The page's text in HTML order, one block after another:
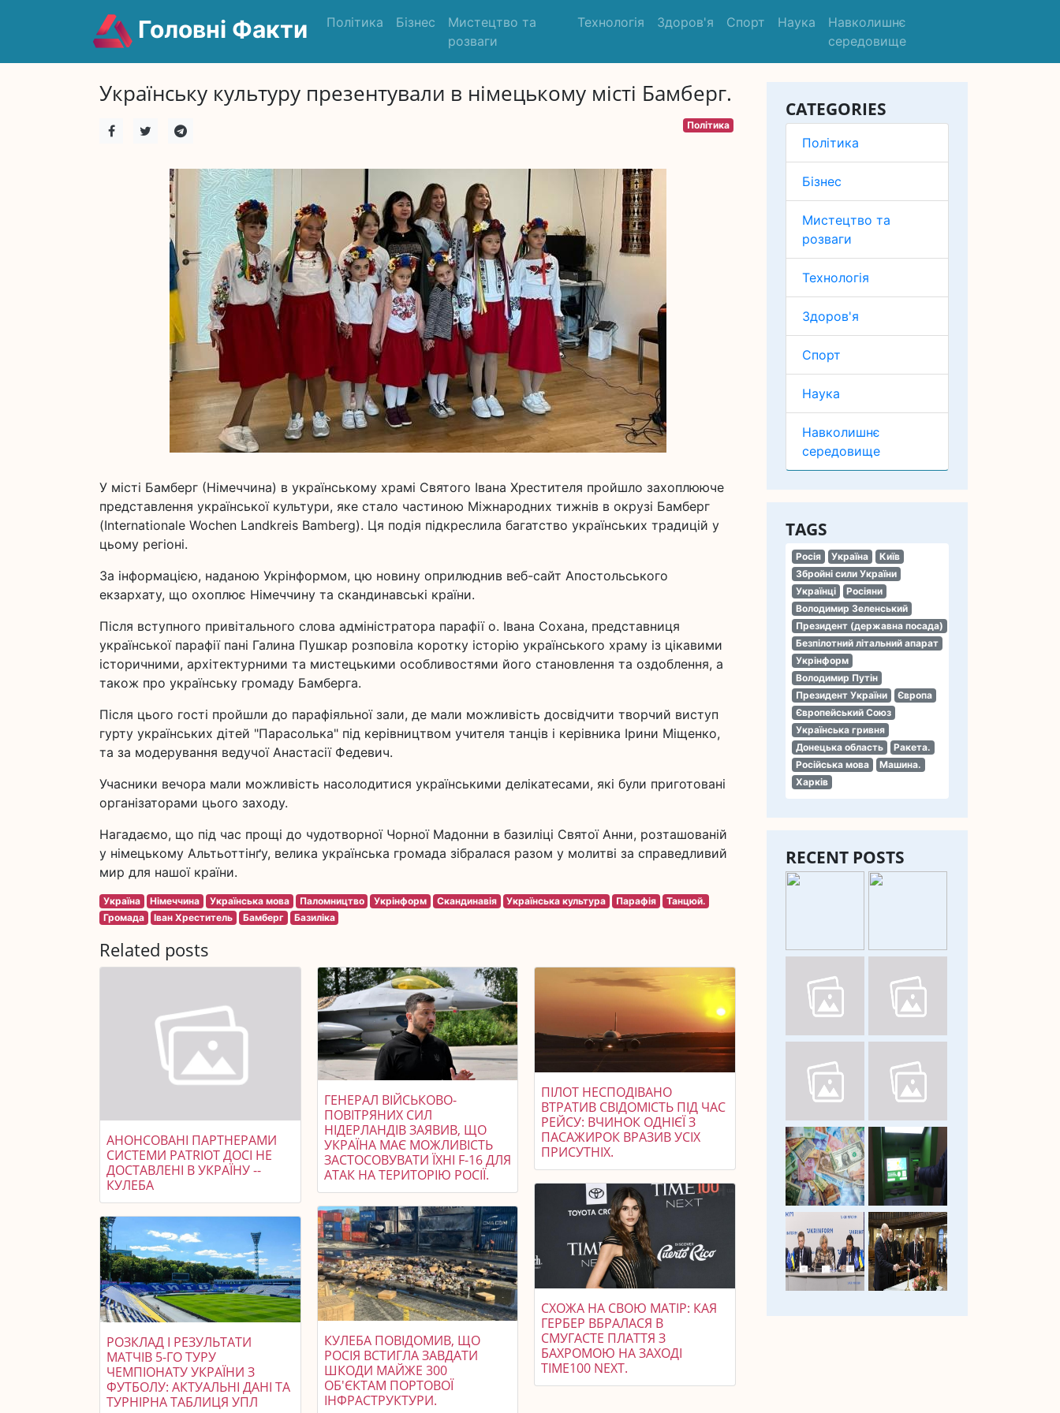
Головні Факти Політика Бізнес
Мистецтво та
розваги
Технологія Здоров'я Спорт Наука
Навколишнє
середовище
CATEGORIES
Політика
Бізнес
Мистецтво та
розваги
Технологія
Здоров'я
Спорт
Наука
Навколишнє
середовище
TAGS
Росія Україна
Київ
Збройні сили України
Українці
Росіяни
Володимир Зеленський
Президент (державна посада)
Безпілотний літальний апарат
Укрінформ
Володимир Путін
Президент України
Європа
Європейський Союз
Українська гривня
Донецька область
Ракета.
Російська мова
Машина.
Харків
RECENT POSTS
Українську культуру презентували в німецькому місті Бамберг.
Політика
У місті Бамберг (Німеччина) в українському храмі Святого Івана Хрестителя пройшло захоплююче
представлення української культури, яке стало частиною Міжнародних тижнів в окрузі Бамберг
(Internationale Wochen Landkreis Bamberg). Ця подія підкреслила багатство українських традицій у
цьому регіоні.
За інформацією, наданою Укрінформом, цю новину оприлюднив веб-сайт Апостольського
екзархату, що охоплює Німеччину та скандинавські країни.
Після вступного привітального слова адміністратора парафії о. Івана Сохана, представниця
української парафії пані Галина Пушкар розповіла коротку історію українського храму із цікавими
історичними, архітектурними та мистецькими особливостями його становлення та оздоблення, а
також про українську громаду Бамберга.
Після цього гості пройшли до парафіяльної зали, де мали можливість досвідчити творчий виступ
гурту українських дітей "Парасолька" під керівництвом учителя танців і керівника Ірини Міщенко,
та за модерування ведучої Анастасії Федевич.
Учасники вечора мали можливість насолодитися українськими делікатесами, які були приготовані
організаторами цього заходу.
Нагадаємо, що під час прощі до чудотворної Чорної Мадонни в базиліці Святої Анни, розташованій
у німецькому Альтьоттінґу, велика українська громада зібралася разом у молитві за справедливий
мир для нашої країни.
Україна Німеччина Українська мова Паломництво Укрінформ Скандинавія Українська культура Парафія
Танцюй.
Громада
Іван Хреститель Бамберг Базиліка
Related posts
АНОНСОВАНІ ПАРТНЕРАМИ
СИСТЕМИ PATRIOT ДОСІ НЕ
ДОСТАВЛЕНІ В УКРАЇНУ --
КУЛЕБА
РОЗКЛАД І РЕЗУЛЬТАТИ
МАТЧІВ 5-ГО ТУРУ
ЧЕМПІОНАТУ УКРАЇНИ З
ФУТБОЛУ: АКТУАЛЬНІ ДАНІ ТА
ТУРНІРНА ТАБЛИЦЯ УПЛ
ГЕНЕРАЛ ВІЙСЬКОВО-
ПОВІТРЯНИХ СИЛ
НІДЕРЛАНДІВ ЗАЯВИВ, ЩО
УКРАЇНА МАЄ МОЖЛИВІСТЬ
ЗАСТОСОВУВАТИ ЇХНІ F-16 ДЛЯ
АТАК НА ТЕРИТОРІЮ РОСІЇ.
КУЛЕБА ПОВІДОМИВ, ЩО
РОСІЯ ВСТИГЛА ЗАВДАТИ
ШКОДИ МАЙЖЕ 300
ОБ'ЄКТАМ ПОРТОВОЇ
ІНФРАСТРУКТУРИ.
ПІЛОТ НЕСПОДІВАНО
ВТРАТИВ СВІДОМІСТЬ ПІД ЧАС
РЕЙСУ: ВЧИНОК ОДНІЄЇ З
ПАСАЖИРОК ВРАЗИВ УСІХ
ПРИСУТНІХ.
СХОЖА НА СВОЮ МАТІР: КАЯ
ГЕРБЕР ВБРАЛАСЯ В
СМУГАСТЕ ПЛАТТЯ З
БАХРОМОЮ НА ЗАХОДІ
TIME100 NEXT.